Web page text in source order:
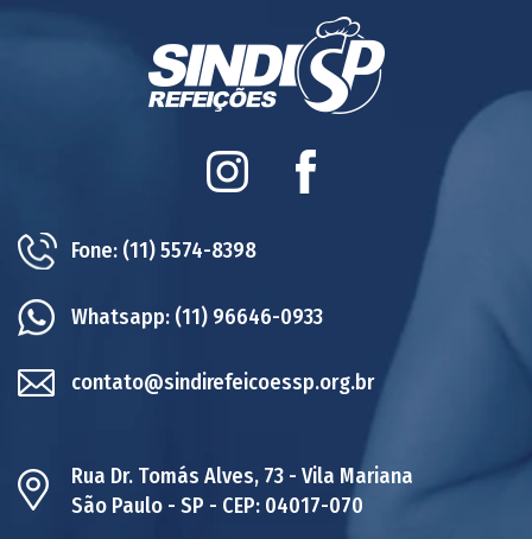
Instagram Facebook
Fone: (11) 5574-8398
Whatsapp: (11) 96646-0933
contato@sindirefeicoessp.org.br
Rua Dr. Tomás Alves, 73 - Vila Mariana
São Paulo - SP - CEP: 04017-070